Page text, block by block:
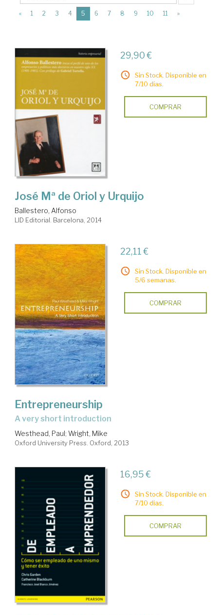
>
Empresario.
Emprendedores
« 1 2 3 4 5 (current)
6 7 8 9 10 11 »
29,90 €
Sin Stock. Disponible en
7/10 días.
COMPRAR
José Mª de Oriol y Urquijo
Ballestero, Alfonso
LID Editorial. Barcelona, 2014
22,11 €
Sin Stock. Disponible en
5/6 semanas.
COMPRAR
Entrepreneurship
a very short introduction
Westhead, Paul; Wright, Mike
Oxford University Press. Oxford, 2013
16,95 €
Sin Stock. Disponible en
7/10 días.
COMPRAR